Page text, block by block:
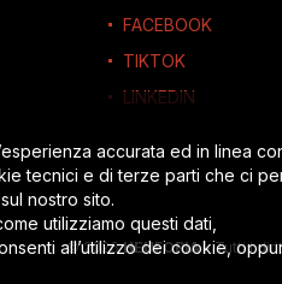
FACEBOOK
TIKTOK
LINKEDIN
© 2026HEUFORIA - Tutti i
accurata ed in linea
tecnici e di terze parti che ci
nostro sito.
utilizziamo questi dati,
all’utilizzo dei cookie,